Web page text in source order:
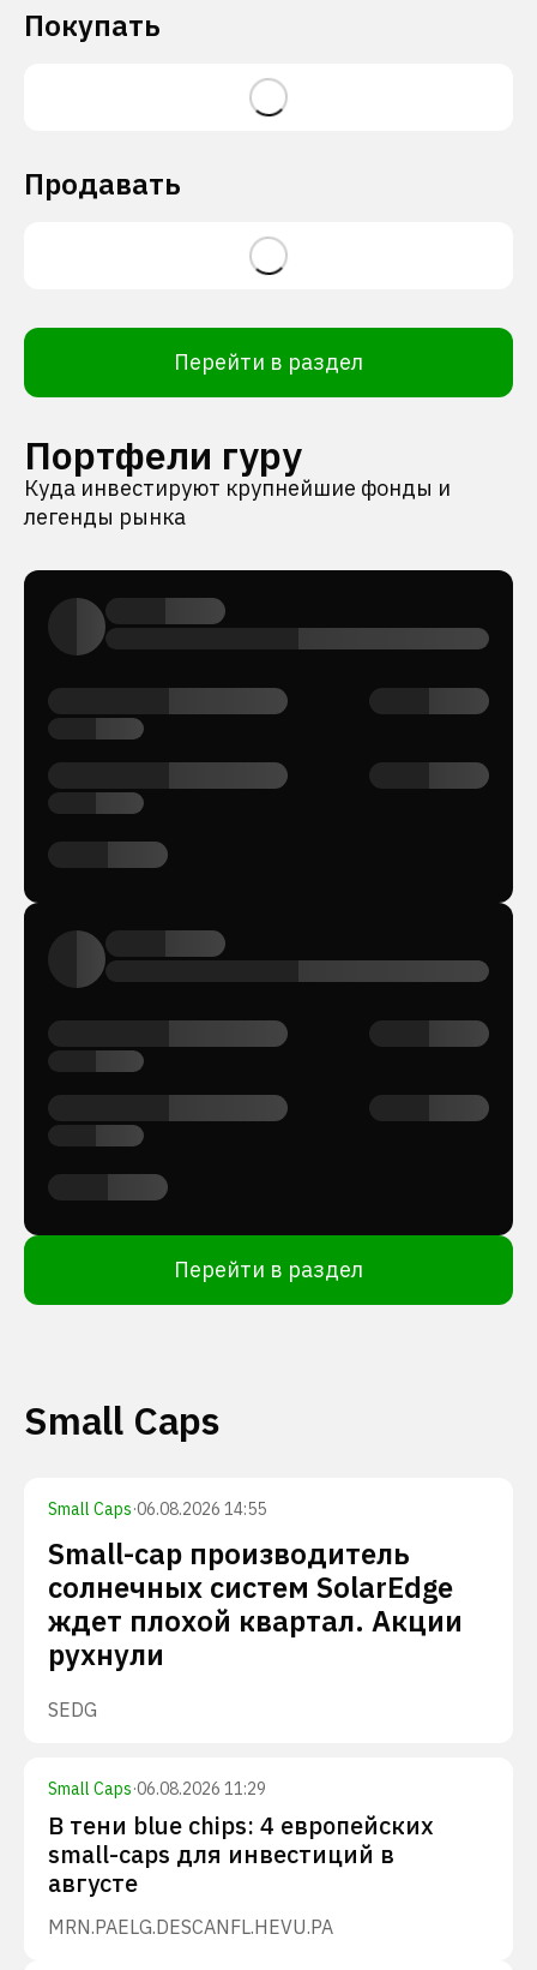
Покупать
Продавать
Перейти в раздел
Портфели гуру
Куда инвестируют крупнейшие фонды и
легенды рынка
Перейти в раздел
Small Caps
Small Caps·06.08.2026 14:55
Small-cap производитель
солнечных систем SolarEdge
ждет плохой квартал. Акции
рухнули
SEDG
Small Caps·06.08.2026 11:29
В тени blue chips: 4 европейских
small-caps для инвестиций в
августе
MRN.PAELG.DESCANFL.HEVU.PA